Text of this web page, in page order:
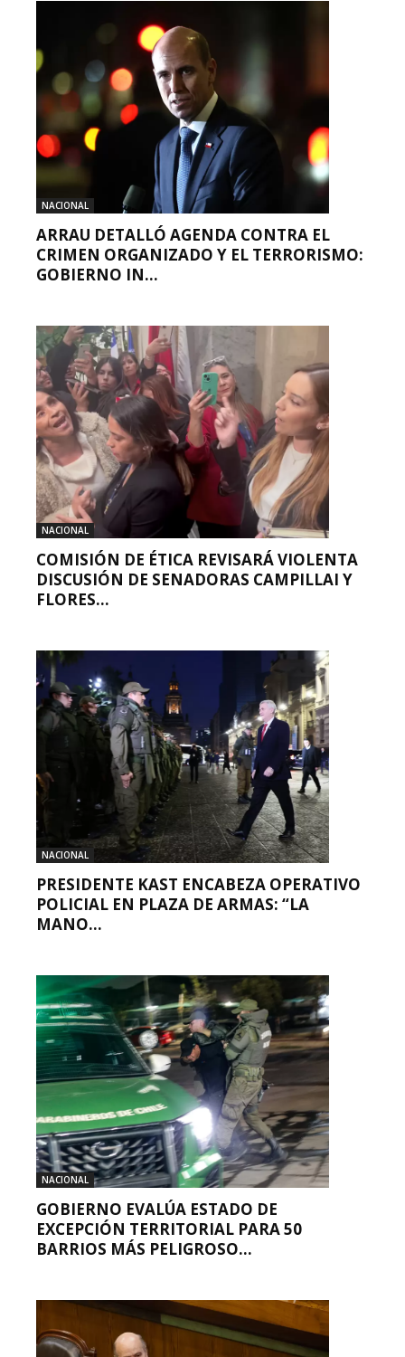
NACIONAL
ARRAU DETALLÓ AGENDA CONTRA EL
CRIMEN ORGANIZADO Y EL TERRORISMO:
GOBIERNO IN...
NACIONAL
COMISIÓN DE ÉTICA REVISARÁ VIOLENTA
DISCUSIÓN DE SENADORAS CAMPILLAI Y
FLORES...
NACIONAL
PRESIDENTE KAST ENCABEZA OPERATIVO
POLICIAL EN PLAZA DE ARMAS: “LA
MANO...
NACIONAL
GOBIERNO EVALÚA ESTADO DE
EXCEPCIÓN TERRITORIAL PARA 50
BARRIOS MÁS PELIGROSO...